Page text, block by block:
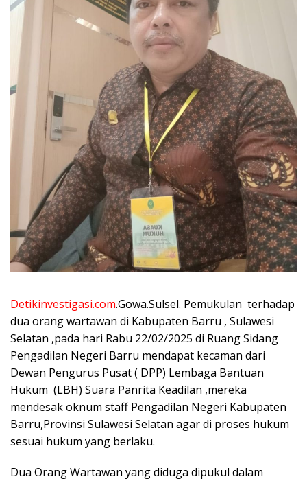
Detikinvestigasi.com.Gowa.Sulsel. Pemukulan terhadap
dua orang wartawan di Kabupaten Barru , Sulawesi
Selatan ,pada hari Rabu 22/02/2025 di Ruang Sidang
Pengadilan Negeri Barru mendapat kecaman dari
Dewan Pengurus Pusat ( DPP) Lembaga Bantuan
Hukum (LBH) Suara Panrita Keadilan ,mereka
mendesak oknum staff Pengadilan Negeri Kabupaten
Barru,Provinsi Sulawesi Selatan agar di proses hukum
sesuai hukum yang berlaku.
Dua Orang Wartawan yang diduga dipukul dalam